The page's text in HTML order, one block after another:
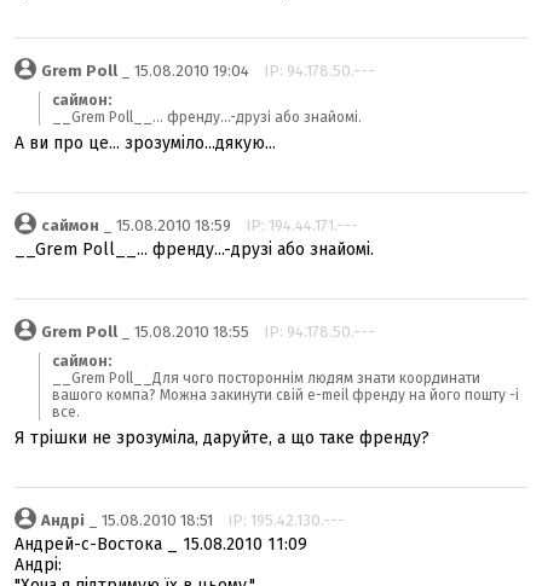
Grem Poll _ 15.08.2010 19:04 IP: 94.178.50.---
саймон:
__Grem Poll__... френду...-друзі або знайомі.
А ви про це... зрозуміло...дякую...
саймон _ 15.08.2010 18:59 IP: 194.44.171.---
__Grem Poll__... френду...-друзі або знайомі.
Grem Poll _ 15.08.2010 18:55 IP: 94.178.50.---
саймон:
__Grem Poll__Для чого постороннім людям знати координати
вашого компа? Можна закинути свій e-meil френду на його пошту -і
все.
Я трішки не зрозуміла, даруйте, а що таке френду?
Андрі _ 15.08.2010 18:51 IP: 195.42.130.---
Андрей-с-Востока _ 15.08.2010 11:09
Андрі: